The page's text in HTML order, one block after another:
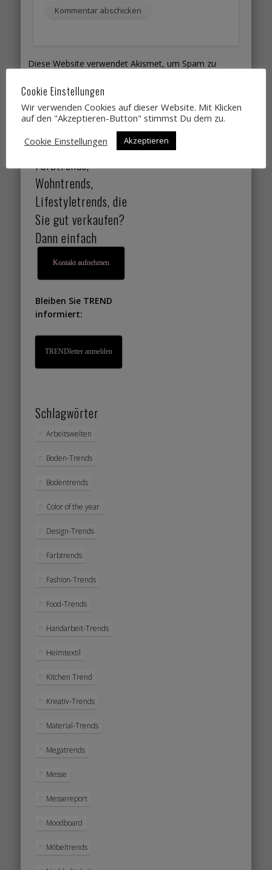
Diese Website verwendet Akismet, um Spam zu
verarbeitet werden.
Sie suchen
Designtrends,
Farbtrends,
Wohntrends,
Lifestyletrends, die
Sie gut verkaufen?
Dann einfach
Kontakt aufnehmen
Bleiben Sie TREND
informiert:
TRENDletter anmelden
Schlagwörter
Arbeitswelten
Boden-Trends
Bodentrends
Color of the year
Design-Trends
Farbtrends
Fashion-Trends
Food-Trends
Handarbeit-Trends
Heimtextil
Kitchen Trend
Kreativ-Trends
Material-Trends
Megatrends
Messe
Messereport
Moodboard
Möbeltrends
Cookie Einstellungen
Wir verwenden Cookies auf dieser Website. Mit Klicken
auf den "Akzeptieren-Button" stimmst Du dem zu.
Cookie Einstellungen
Akzeptieren